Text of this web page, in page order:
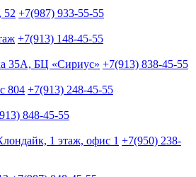
52 +7(987) 933-55-55
+7(913) 148-45-55
35А, БЦ «Сириус» +7(913) 838-45-55
804 +7(913) 248-45-55
848-45-55
1 этаж, офис 1 +7(950) 238-